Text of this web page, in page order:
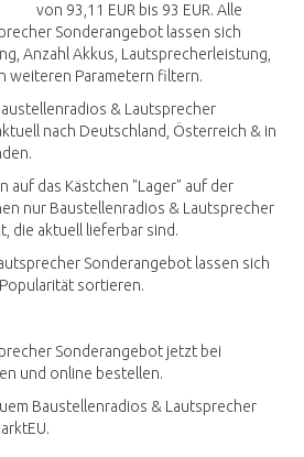
von 93,11 EUR bis 93 EUR. Alle
Sonderangebot lassen sich
Anzahl Akkus, Lautsprecherleistung,
weiteren Parametern filtern.
& Lautsprecher
nach Deutschland, Österreich & in
auf das Kästchen "Lager" auf der
nur Baustellenradios & Lautsprecher
die aktuell lieferbar sind.
Sonderangebot lassen sich
sortieren.
Sonderangebot jetzt bei
und online bestellen.
Baustellenradios & Lautsprecher